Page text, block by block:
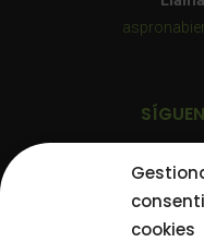
cookies